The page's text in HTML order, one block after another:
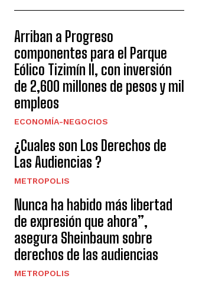
Arriban a Progreso
componentes para el Parque
Eólico Tizimín II, con inversión
de 2,600 millones de pesos y mil
empleos
ECONOMÍA-NEGOCIOS
¿Cuales son Los Derechos de
Las Audiencias ?
METROPOLIS
Nunca ha habido más libertad
de expresión que ahora”,
asegura Sheinbaum sobre
derechos de las audiencias
METROPOLIS